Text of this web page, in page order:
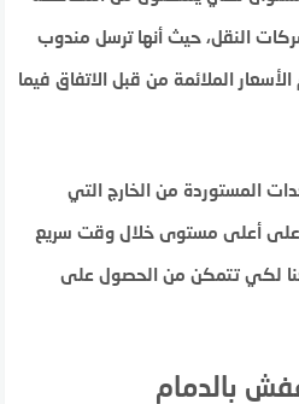
النقل، حيث أنها ترسل مندوب
الملائمة من قبل الاتفاق فيما
المستوردة من الخارج التي
على أعلى مستوى خلال وقت سريع
لكي تتمكن من الحصول على
بالدمام